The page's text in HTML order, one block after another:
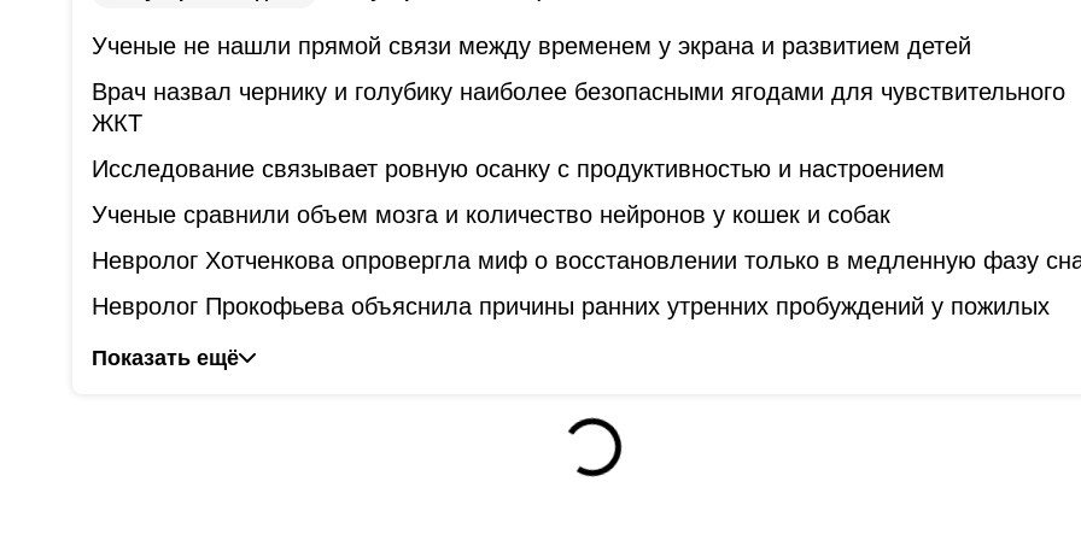
Ученые не нашли прямой связи между временем у экрана и развитием детей
Врач назвал чернику и голубику наиболее безопасными ягодами для чувствительного
ЖКТ
Исследование связывает ровную осанку с продуктивностью и настроением
Ученые сравнили объем мозга и количество нейронов у кошек и собак
Невролог Хотченкова опровергла миф о восстановлении только в медленную фазу
Невролог Прокофьева объяснила причины ранних утренних пробуждений у пожилых
Показать ещё